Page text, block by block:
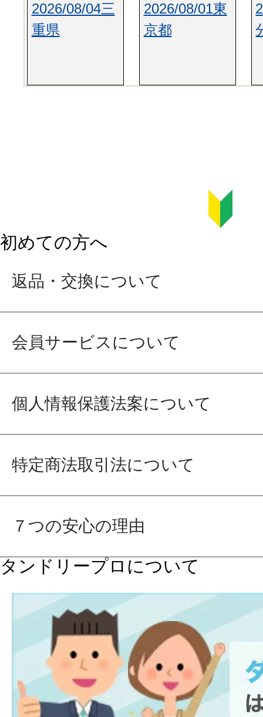
2026/08/04三
重県
2026/08/01東
京都
初めての方へ
返品・交換について
会員サービスについて
個人情報保護法案について
特定商法取引法について
７つの安心の理由
タンドリープロについて